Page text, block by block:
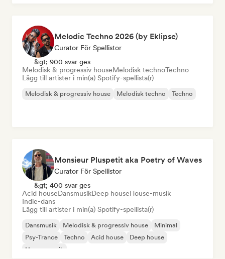
Melodic Techno 2026 (by Eklipse)
Curator För Spellistor
&gt; 900 svar ges
Melodisk & progressiv houseMelodisk technoTechno
Lägg till artister i min(a) Spotify-spellista(r)
Melodisk & progressiv house Melodisk techno Techno
Monsieur Pluspetit aka Poetry of Waves
Curator För Spellistor
&gt; 400 svar ges
Acid houseDansmusikDeep houseHouse-musik
Indie-dans
Lägg till artister i min(a) Spotify-spellista(r)
Dansmusik Melodisk & progressiv house
Minimal
Psy-Trance
Techno Acid house
Deep house
House-musik